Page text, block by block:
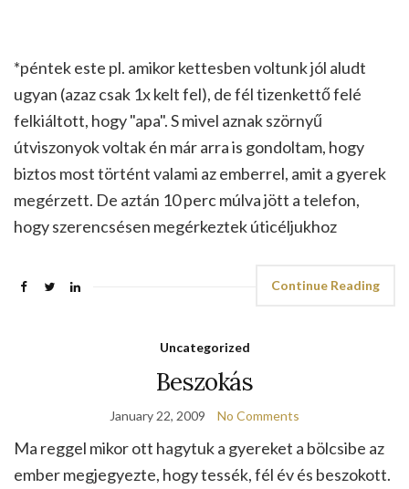
*péntek este pl. amikor kettesben voltunk jól aludt
ugyan (azaz csak 1x kelt fel), de fél tizenkettő felé
felkiáltott, hogy "apa". S mivel aznak szörnyű
útviszonyok voltak én már arra is gondoltam, hogy
biztos most történt valami az emberrel, amit a gyerek
megérzett. De aztán 10 perc múlva jött a telefon,
hogy szerencsésen megérkeztek úticéljukhoz
Continue Reading
Uncategorized
Beszokás
January 22, 2009 No Comments
Ma reggel mikor ott hagytuk a gyereket a bölcsibe az
ember megjegyezte, hogy tessék, fél év és beszokott.